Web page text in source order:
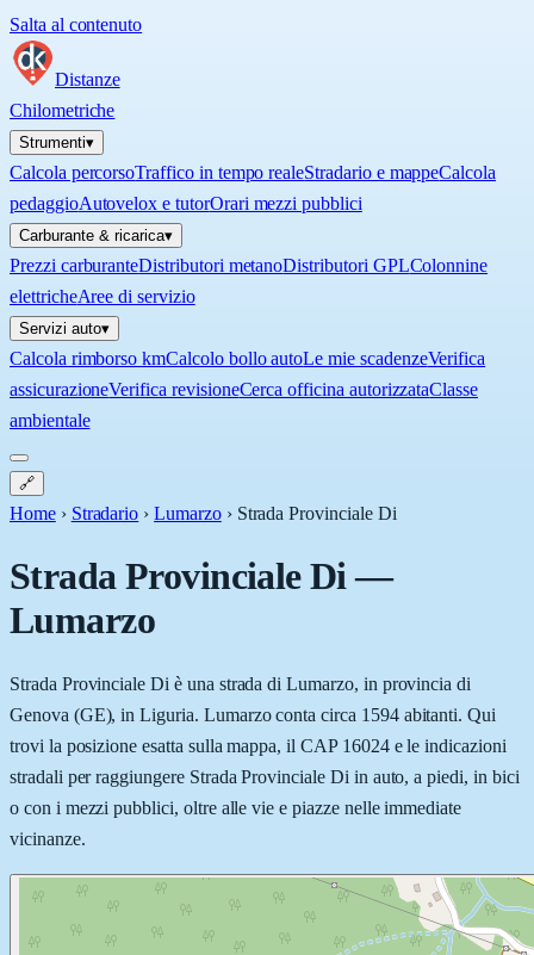
Salta al contenuto
Distanze
Chilometriche
Strumenti▾
Calcola percorsoTraffico in tempo realeStradario e mappeCalcola
pedaggioAutovelox e tutorOrari mezzi pubblici
Carburante & ricarica▾
Prezzi carburanteDistributori metanoDistributori GPLColonnine
elettricheAree di servizio
Servizi auto▾
Calcola rimborso kmCalcolo bollo autoLe mie scadenzeVerifica
assicurazioneVerifica revisioneCerca officina autorizzataClasse
ambientale
🔗
Home › Stradario › Lumarzo › Strada Provinciale Di
Strada Provinciale Di—
Lumarzo
Strada Provinciale Di è una strada di Lumarzo, in provincia di
Genova (GE), in Liguria. Lumarzo conta circa 1594 abitanti. Qui
trovi la posizione esatta sulla mappa, il CAP 16024 e le indicazioni
stradali per raggiungere Strada Provinciale Di in auto, a piedi, in bici
o con i mezzi pubblici, oltre alle vie e piazze nelle immediate
vicinanze.